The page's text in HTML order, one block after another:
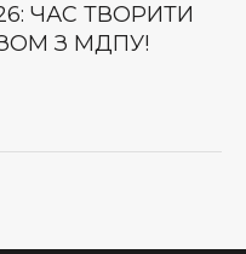
ЧАС ТВОРИТИ
З МДПУ!